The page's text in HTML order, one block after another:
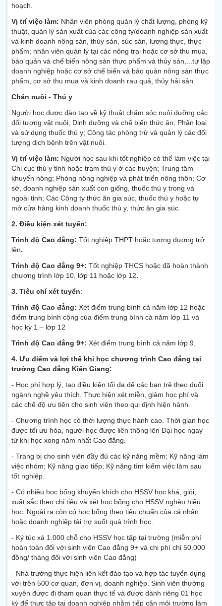
hoạch.
Vị trí việc làm: Nhân viên phòng quản lý chất lượng, phòng kỹ
thuật, quản lý sản xuất của các công ty/doanh nghiệp sản xuất
và kinh doanh nông sản, thủy sản, súc sản, lương thực, thực
phẩm; nhân viên quản lý tại các nông trại hoặc cơ sở thu mua,
bảo quản và chế biến nông sản thực phẩm và thủy sản,...tự lập
doanh nghiệp hoặc cơ sở chế biến và bảo quản nông sản thực
phẩm, cơ sở thu mua và kinh doanh rau quả, thủy hải sản.
Chăn nuôi - Thú y
Người học được đào tạo về kỹ thuật chăm sóc nuôi dưỡng các
đối tượng vật nuôi; Dinh dưỡng và chế biến thức ăn; Phân loại
và sử dụng thuốc thú y; Công tác phòng trừ và quản lý các đối
tượng dịch bệnh trên vật nuôi.
Vị trí việc làm: Người học sau khi tốt nghiệp có thể làm việc tại
Chi cục thú y tỉnh hoặc trạm thú y ở các huyện; Trung tâm
khuyến nông; Phòng nông nghiệp và phát triển nông thôn; Cơ
sở, doanh nghiệp sản xuất con giống, thuốc thú y trong và
ngoài tỉnh; Các Công ty thức ăn gia súc, thuốc thú y hoặc tự
mở cửa hàng kinh doanh thuốc thú y, thức ăn gia súc.
2. Điều kiện xét tuyển:
Trình độ Cao đẳng: Tốt nghiệp THPT hoặc tương đương trở
lên.
Trình độ Cao đẳng 9+: Tốt nghiệp THCS hoặc đã hoàn thành
chương trình lớp 10, lớp 11 hoặc lớp 12.
3. Tiêu chí xét tuyển:
Trình độ Cao đẳng: Xét điểm trung bình cả năm lớp 12 hoặc
điểm trung bình cộng của điểm trung bình cả năm lớp 11 và
học kỳ 1 – lớp 12
Trình độ Cao đẳng 9+: Xét điểm trung bình cả năm lớp 9.
4. Ưu điểm và lợi thế khi học chương trình Cao đẳng tại
trường Cao đẳng Kiên Giang:
- Học phí hợp lý, tạo điều kiện tối đa để các bạn trẻ theo đuổi
ngành nghề yêu thích. Thực hiện xét miễn, giảm học phí và
các chế độ ưu tiên cho sinh viên theo qui định hiện hành.
- Chương trình học có thời lượng thực hành cao. Thời gian học
được tối ưu hóa, người học được liên thông lên Đại học ngay
từ khi học xong năm nhất Cao đẳng.
- Trang bị cho sinh viên đầy đủ các kỹ năng mềm; Kỹ năng làm
việc nhóm; Kỹ năng giao tiếp; Kỹ năng tìm kiếm việc làm sau
tốt nghiệp.
- Có nhiều học bổng khuyến khích cho HSSV học khá, giỏi,
xuất sắc theo chỉ tiêu và xét học bổng cho HSSV nghèo hiếu
học. Ngoài ra còn có học bổng theo tiêu chuẩn của cá nhân
hoặc doanh nghiệp tài trợ suốt quá trình học.
- Ký túc xá 1.000 chỗ cho HSSV học tập tại trường (miễn phí
hoàn toàn đối với sinh viên Cao đẳng 9+ và chi phí chỉ 50.000
đồng/ tháng đối với sinh viên Cao đẳng)
- Nhà trường thực hiện liên kết đào tạo và hợp tác tuyển dụng
với trên 500 cơ quan, đơn vị, doanh nghiệp. Sinh viên thường
xuyên được đi tham quan thực tế và được dành riêng 01 học
kỳ để thực tập tại doanh nghiệp nhằm tiếp cận môi trường làm